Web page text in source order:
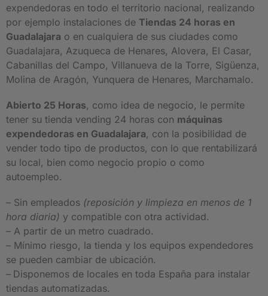
expendedoras en todo el territorio nacional, realizando
por ejemplo instalaciones de Tiendas 24 horas en
Guadalajara o en cualquiera de sus ciudades como
Guadalajara, Azuqueca de Henares, Alovera, El Casar,
Cabanillas del Campo, Villanueva de la Torre, Sigüenza,
Molina de Aragón, Yunquera de Henares, Marchamalo.
Abierto 25 Horas, como idea de negocio, le permite
tener su tienda vending 24 horas con máquinas
expendedoras en Guadalajara, con la posibilidad de
vender todo tipo de productos, con lo que rentabilizará
su local, bien como negocio propio o como
autoempleo.
– Sin empleados (reposición y limpieza en menos de 1
hora diaria) y compatible con otra actividad.
– A partir de un metro cuadrado.
– Mínimo riesgo, la tienda y los equipos expendedores
se pueden cambiar de ubicación.
– Disponemos de locales en toda España para instalar
tiendas automatizadas.